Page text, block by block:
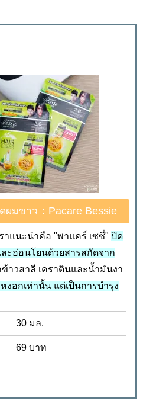
มขาว：Pacare Bessie
แนะนำคือ "พาแคร์ เซซี่" ปิด
ะอ่อนโยนด้วยสารสกัดจาก
าวสาลี เคราตินและน้ำมันงา
งอกเท่านั้น แต่เป็นการบำรุง
30 มล.
69 บาท